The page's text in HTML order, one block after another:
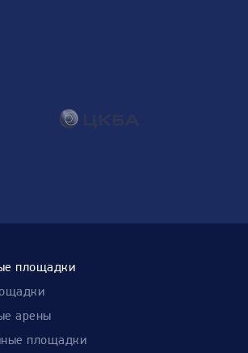
площадки
арены
площадки